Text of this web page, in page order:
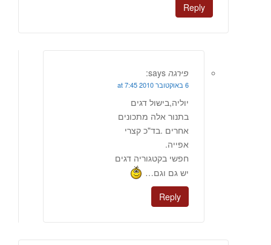
Reply
פירגה says:
6 באוקטובר 2010 at 7:45
יוליה,בישול דגים
בתנור אלה מתכונים
אחרים .בד"כ קצרי
אפייה.
חפשי בקטגוריה דגים
יש גם וגם…
Reply